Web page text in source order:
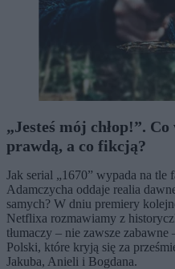
„Jesteś mój chłop!”.
prawdą, a co fikcją?
Jak serial „1670” wypada na
Adamczycha oddaje realia
samych? W dniu premiery
Netflixa rozmawiamy z
tłumaczy – nie zawsze
Polski, które kryją się za
Jakuba, Anieli i Bogdana.